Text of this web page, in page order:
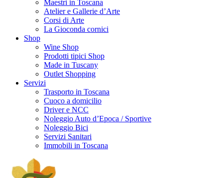
Maestri in Toscana
Atelier e Gallerie d’Arte
Corsi di Arte
La Gioconda cornici
Shop
Wine Shop
Prodotti tipici Shop
Made in Tuscany
Outlet Shopping
Servizi
Trasporto in Toscana
Cuoco a domicilio
Driver e NCC
Noleggio Auto d’Epoca / Sportive
Noleggio Bici
Servizi Sanitari
Immobili in Toscana